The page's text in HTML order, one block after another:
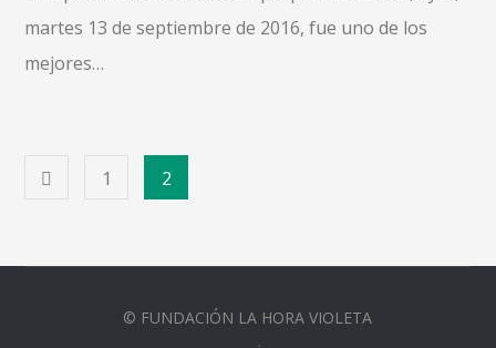
martes 13 de septiembre de 2016, fue uno de los
mejores…
1 2
© FUNDACIÓN LA HORA VIOLETA